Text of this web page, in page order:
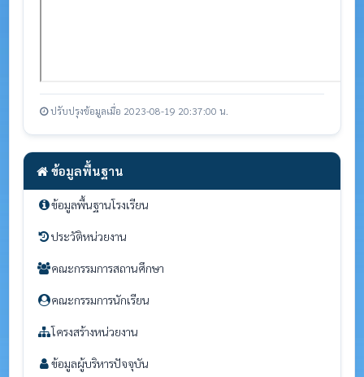
ข้อมูลพื้นฐาน
ข้อมูลพื้นฐานโรงเรียน
ประวัติหน่วยงาน
คณะกรรมการสถานศึกษา
คณะกรรมการนักเรียน
โครงสร้างหน่วยงาน
ข้อมูลผู้บริหารปัจจุบัน
ปรับปรุงข้อมูลเมื่อ 2023-08-19 20:37:00 น.